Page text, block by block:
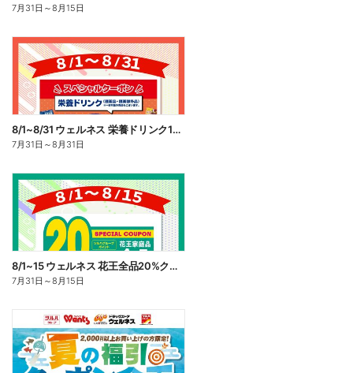
7月31日 ～8月15日
8/1~8/31 ウェルネス 栄養ドリンク10%ポイント還元
7月31日 ～8月31日
8/1~15 ウェルネス 花王全品20%クーポン
7月31日 ～8月15日